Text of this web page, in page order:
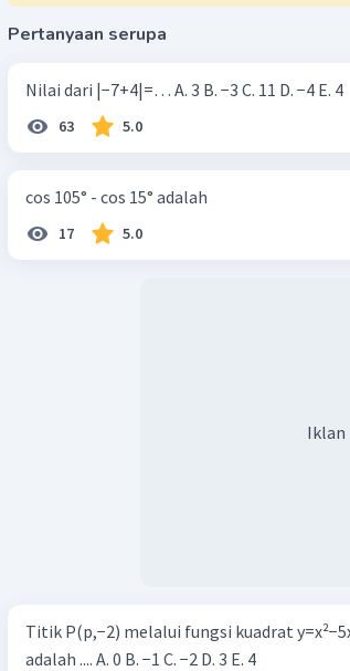
Pertanyaan serupa
Nilai dari |−7+4|=… A. 3 B. −3 C. 11 D. −4 E. 4
63 5.0
cos 105° - cos 15° adalah
17 5.0
Iklan
Titik P(p,−2) melalui fungsi kuadrat
adalah .... A. 0 B. −1 C. −2 D. 3 E. 4